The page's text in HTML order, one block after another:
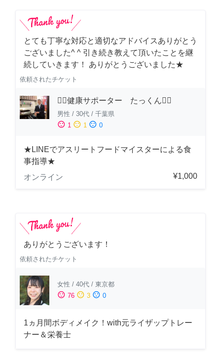
とても丁寧な対応と適切なアドバイスありがとう
ございました^ ^ 引き続き教えて頂いたことを継
続していきます！ ありがとうございました★
依頼されたチケット
🏋️‍♂️健康サポーター たっくん🏋️‍♂️
男性 / 30代 / 千葉県
sentiment_satisfied 1 sentiment_neutral 1 sentiment_dissatisfied 0
★LINEでアスリートフードマイスターによる食
事指導★
オンライン
¥1,000
ありがとうございます！
依頼されたチケット
女性 / 40代 / 東京都
sentiment_satisfied 76 sentiment_neutral 3 sentiment_dissatisfied 0
1ヵ月間ボディメイク！with元ライザップトレー
ナー＆栄養士